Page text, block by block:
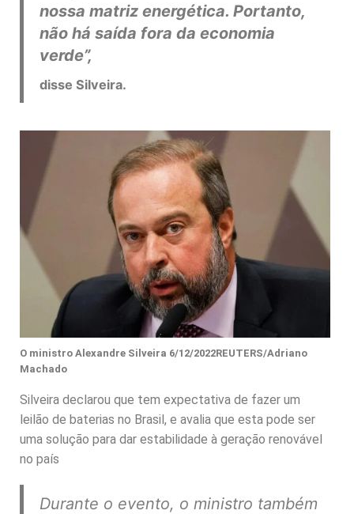
nossa matriz energética. Portanto,
não há saída fora da economia
verde”,
disse Silveira.
O ministro Alexandre Silveira 6/12/2022REUTERS/Adriano
Machado
Silveira declarou que tem expectativa de fazer um
leilão de baterias no Brasil, e avalia que esta pode ser
uma solução para dar estabilidade à geração renovável
no país
Durante o evento, o ministro também